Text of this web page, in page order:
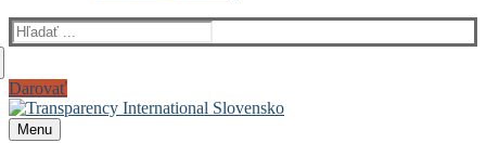
Hľadať:
Darovať
Menu